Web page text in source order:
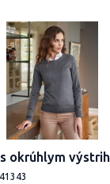
okrúhlym